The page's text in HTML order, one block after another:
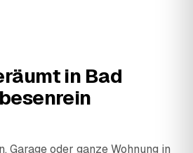
in Bad
Garage oder ganze Wohnung in